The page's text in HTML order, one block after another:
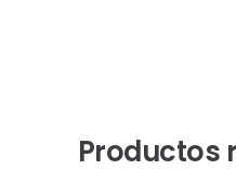
Productos